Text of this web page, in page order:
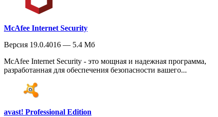
McAfee Internet Security
Версия 19.0.4016 — 5.4 Мб
McAfee Internet Security - это мощная и надежная программа,
разработанная для обеспечения безопасности вашего...
avast! Professional Edition